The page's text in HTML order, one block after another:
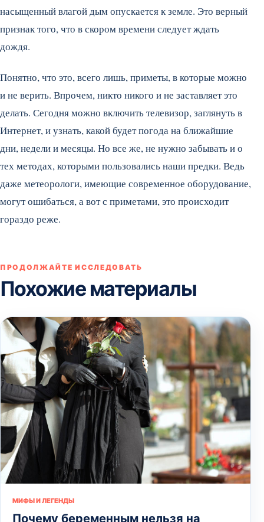
насыщенный влагой дым опускается к земле. Это верный
признак того, что в скором времени следует ждать
дождя.
Понятно, что это, всего лишь, приметы, в которые можно
и не верить. Впрочем, никто никого и не заставляет это
делать. Сегодня можно включить телевизор, заглянуть в
Интернет, и узнать, какой будет погода на ближайшие
дни, недели и месяцы. Но все же, не нужно забывать и о
тех методах, которыми пользовались наши предки. Ведь
даже метеорологи, имеющие современное оборудование,
могут ошибаться, а вот с приметами, это происходит
гораздо реже.
ПРОДОЛЖАЙТЕ ИССЛЕДОВАТЬ
Похожие материалы
МИФЫ И ЛЕГЕНДЫ
Почему беременным нельзя на